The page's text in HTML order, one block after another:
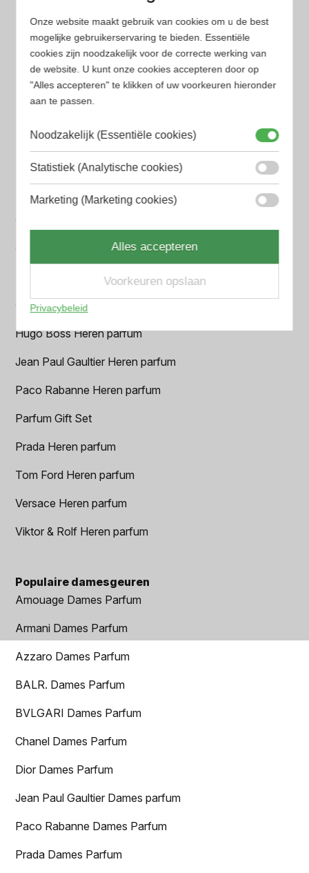
Populaire herengeuren
Amouage Heren parfum
Aramis Heren parfum
Armani Heren parfum
Azzaro Heren parfum
BALR. Heren parfum
Creed heren parfum
Dior Heren parfum
Geurpakket
Hugo Boss Heren parfum
Jean Paul Gaultier Heren parfum
Paco Rabanne Heren parfum
Parfum Gift Set
Prada Heren parfum
Tom Ford Heren parfum
Versace Heren parfum
Viktor & Rolf Heren parfum
Populaire damesgeuren
Amouage Dames Parfum
Armani Dames Parfum
Azzaro Dames Parfum
BALR. Dames Parfum
BVLGARI Dames Parfum
Chanel Dames Parfum
Dior Dames Parfum
Jean Paul Gaultier Dames parfum
Paco Rabanne Dames Parfum
Prada Dames Parfum
Onze website maakt gebruik van cookies om u de best
mogelijke gebruikerservaring te bieden. Essentiële
cookies zijn noodzakelijk voor de correcte werking van
de website. U kunt onze cookies accepteren door op
"Alles accepteren" te klikken of uw voorkeuren hieronder
aan te passen.
Noodzakelijk (Essentiële cookies)
Statistiek (Analytische cookies)
Marketing (Marketing cookies)
Alles accepteren
Voorkeuren opslaan
Privacybeleid